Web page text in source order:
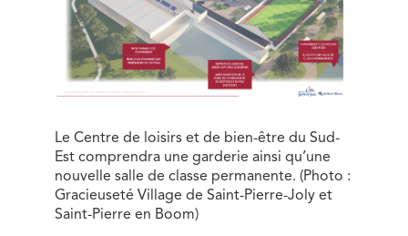
Le Centre de loisirs et de bien-être du Sud-
Est comprendra une garderie ainsi qu’une
nouvelle salle de classe permanente. (Photo :
Gracieuseté Village de Saint-Pierre-Joly et
Saint-Pierre en Boom)